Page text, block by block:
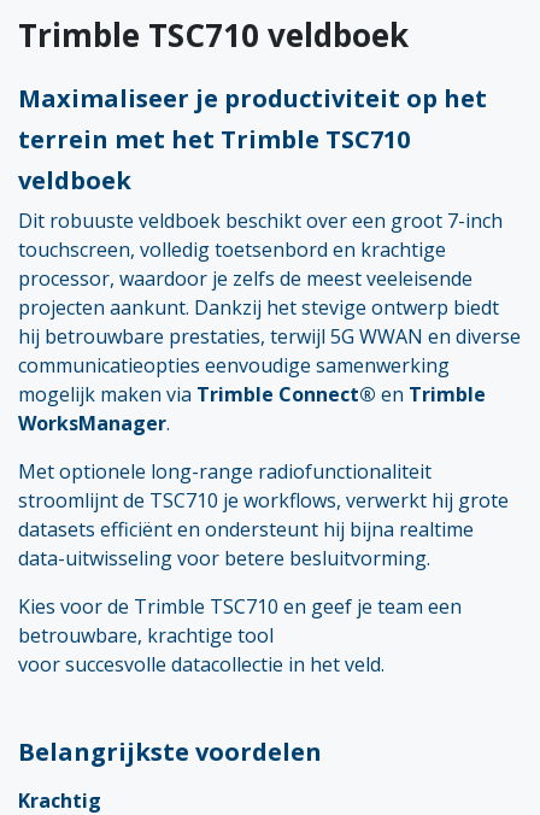
Trimble TSC710 veldboek
​Maximaliseer je productiviteit op het
terrein met het Trimble TSC710
veldboek
Dit robuuste veldboek beschikt over een groot 7-inch
touchscreen, volledig toetsenbord en krachtige
processor, waardoor je zelfs de meest veeleisende
projecten aankunt. Dankzij het stevige ontwerp biedt
hij betrouwbare prestaties, terwijl 5G WWAN en diverse
communicatieopties eenvoudige samenwerking
mogelijk maken via Trimble Connect® en Trimble
WorksManager.
Met optionele long-range radiofunctionaliteit
stroomlijnt de TSC710 je workflows, verwerkt hij grote
datasets efficiënt en ondersteunt hij bijna realtime
data-uitwisseling voor betere besluitvorming.
Kies voor de Trimble TSC710 en geef je team een
betrouwbare, krachtige tool
voor succesvolle datacollectie in het veld.
Belangrijkste voordelen
Krachtig